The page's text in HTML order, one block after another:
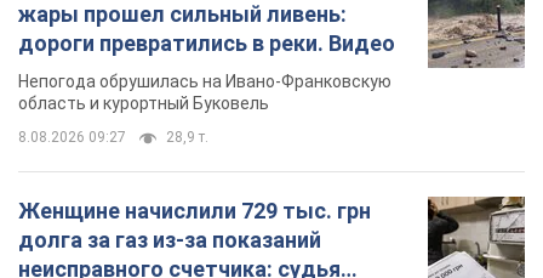
жары прошел сильный ливень:
дороги превратились в реки. Видео
Непогода обрушилась на Ивано-Франковскую
область и курортный Буковель
8.08.2026 09:27 28,9 т.
Женщине начислили 729 тыс. грн
долга за газ из-за показаний
неисправного счетчика: судья